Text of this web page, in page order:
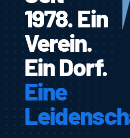
1978. Ein
Verein.
Ein Dorf.
Eine